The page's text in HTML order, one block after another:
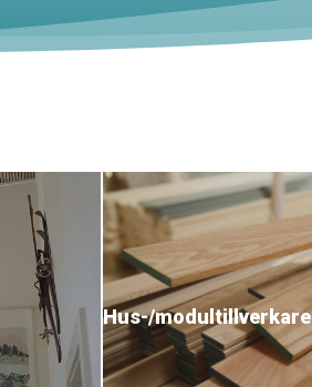
Hus-/modul­tillverkare